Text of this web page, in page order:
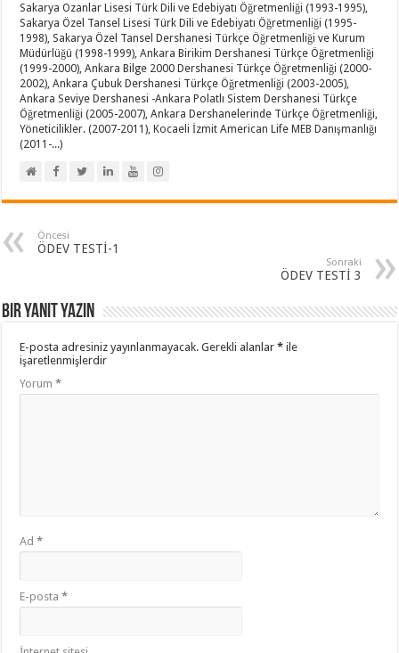
Sakarya Ozanlar Lisesi Türk Dili ve Edebiyatı Öğretmenliği (1993-1995),
Sakarya Özel Tansel Lisesi Türk Dili ve Edebiyatı Öğretmenliği (1995-
1998), Sakarya Özel Tansel Dershanesi Türkçe Öğretmenliği ve Kurum
Müdürlüğü (1998-1999), Ankara Birikim Dershanesi Türkçe Öğretmenliği
(1999-2000), Ankara Bilge 2000 Dershanesi Türkçe Öğretmenliği (2000-
2002), Ankara Çubuk Dershanesi Türkçe Öğretmenliği (2003-2005),
Ankara Seviye Dershanesi -Ankara Polatlı Sistem Dershanesi Türkçe
Öğretmenliği (2005-2007), Ankara Dershanelerinde Türkçe Öğretmenliği,
Yöneticilikler. (2007-2011), Kocaeli İzmit American Life MEB Danışmanlığı
(2011-...)
Öncesi
ÖDEV TESTİ-1
Sonraki
ÖDEV TESTİ 3
Bir yanıt yazın
E-posta adresiniz yayınlanmayacak. Gerekli alanlar* ile
işaretlenmişlerdir
Yorum*
Ad*
E-posta*